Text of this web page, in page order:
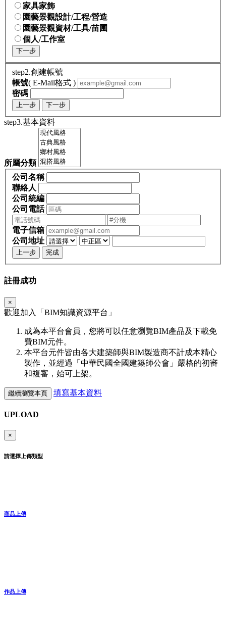
家具家飾
園藝景觀設計/工程/營造
園藝景觀資材/工具/苗圃
個人/工作室
下一步
step2.創建帳號
帳號( E-Mail格式 )
密碼
上一步 下一步
step3.基本資料
所屬分類
公司名稱
聯絡人
公司統編
公司電話
電子信箱
公司地址
上一步 完成
註冊成功
×
歡迎加入「 BIM知識資源平台」
成為本平台會員，您將可以任意瀏覽BIM產品及下載免
費BIM元件。
本平台元件皆由各大建築師與BIM製造商不計成本精心
製作，並經過「中華民國全國建築師公會」嚴格的初審
和複審，始可上架。
繼續瀏覽本頁 填寫基本資料
UPLOAD
×
請選擇上傳類型
商品上傳
作品上傳